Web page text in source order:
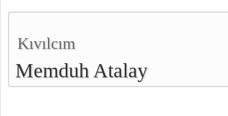
Kıvılcım
Memduh Atalay